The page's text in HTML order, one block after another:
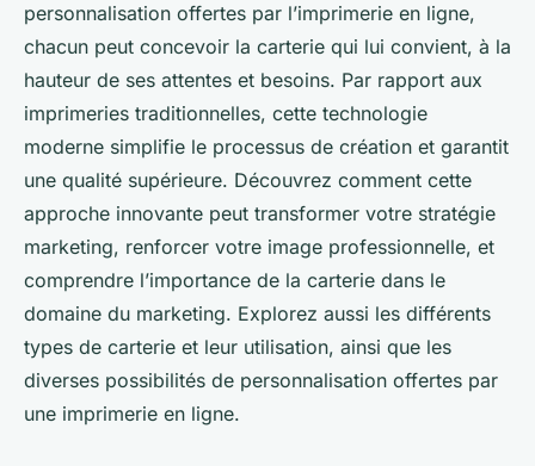
personnalisation offertes par l’imprimerie en ligne,
chacun peut concevoir la carterie qui lui convient, à la
hauteur de ses attentes et besoins. Par rapport aux
imprimeries traditionnelles, cette technologie
moderne simplifie le processus de création et garantit
une qualité supérieure. Découvrez comment cette
approche innovante peut transformer votre stratégie
marketing, renforcer votre image professionnelle, et
comprendre l’importance de la carterie dans le
domaine du marketing. Explorez aussi les différents
types de carterie et leur utilisation, ainsi que les
diverses possibilités de personnalisation offertes par
une imprimerie en ligne.